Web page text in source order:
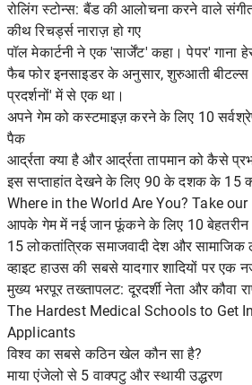
रोलिंग स्टोन्स: बैंड की आलोचना करने वाले
कीथ रिचर्ड्स नाराज़ हो गए
पॉल मेकार्टनी ने एक 'सार्जेंट' कहा। पेपर' गाना
फैब फोर इनसाइडर के अनुसार, शुरुआती बीटल्स
प्रदर्शनों' में से एक था।
अपने गेम को कस्टमाइज़ करने के लिए 10
पैक
आर्द्रता क्या है और आर्द्रता तापमान को कैसे
इस सप्ताहांत देखने के लिए 90 के दशक के 15
Where in the World Are You? Take
आपके गेम में नई जान फूंकने के लिए 10
15 लोकतांत्रिक समाजवादी देश और सामाजिक
व्हाइट हाउस की सबसे यादगार शादियों पर एक
मुख्य भरपूर तख्तापलट: दूरदर्शी नेता और कौवा
The Hardest Medical Schools to Get
Applicants
विश्व का सबसे कठिन खेल कौन सा है?
माया एंजेलो से 5 वाक्पटु और स्थायी उद्धरण